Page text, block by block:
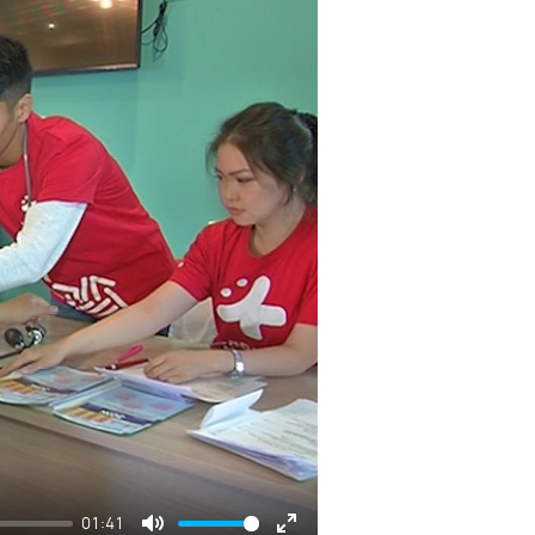
01:41